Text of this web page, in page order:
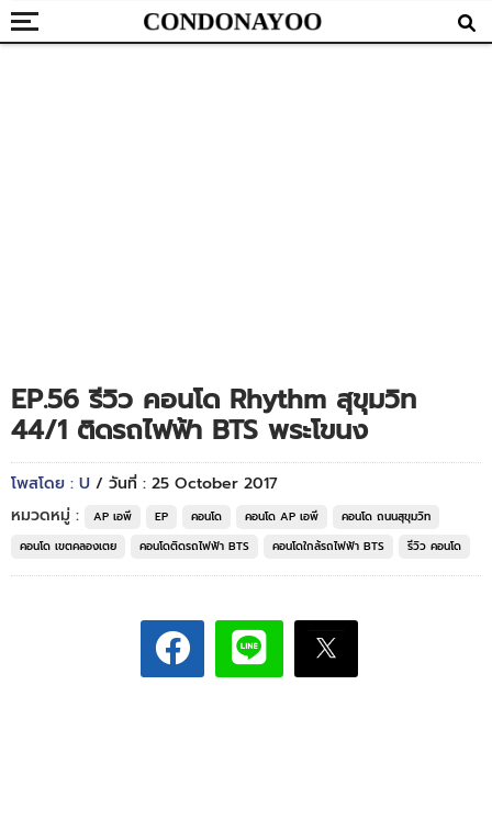
EP.56 รีวิว คอนโด Rhythm สุขุมวิท
44/1 ติดรถไฟฟ้า BTS พระโขนง
โพสโดย : U / วันที่ : 25 October 2017
หมวดหมู่ :
AP เอพี EP คอนโด คอนโด AP เอพี
คอนโด ถนนสุขุมวิท
คอนโด เขตคลองเตย
คอนโดติดรถไฟฟ้า BTS คอนโดใกล้รถไฟฟ้า BTS รีวิว คอนโด